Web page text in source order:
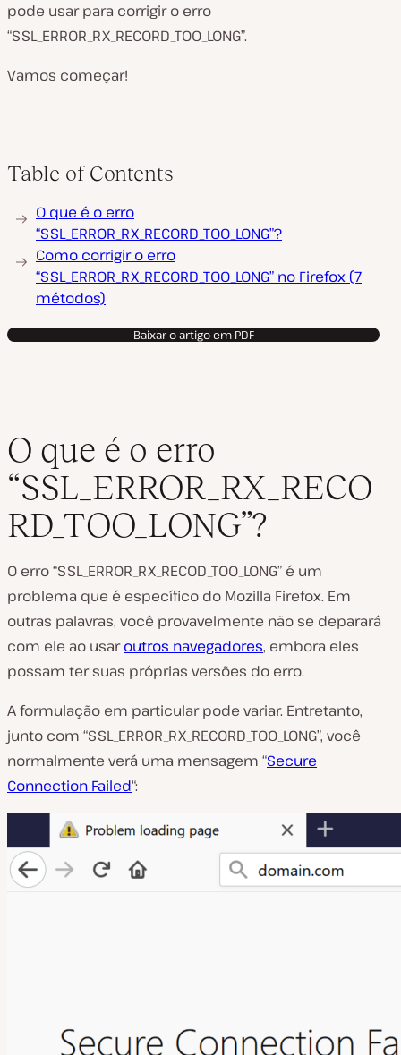
pode usar para corrigir o erro
“SSL_ERROR_RX_RECORD_TOO_LONG”.
Vamos começar!
Table of Contents
O que é o erro
“SSL_ERROR_RX_RECORD_TOO_LONG”?
Como corrigir o erro
“SSL_ERROR_RX_RECORD_TOO_LONG” no Firefox (7
métodos)
Baixar o artigo em PDF
O que é o erro
“SSL_ERROR_RX_RECO
RD_TOO_LONG”?
O erro “SSL_ERROR_RX_RECOD_TOO_LONG” é um
problema que é específico do Mozilla Firefox. Em
outras palavras, você provavelmente não se deparará
com ele ao usaroutros navegadores, embora eles
possam ter suas próprias versões do erro.
A formulação em particular pode variar. Entretanto,
junto com “SSL_ERROR_RX_RECORD_TOO_LONG”, você
normalmente verá uma mensagem “Secure
Connection Failed“: